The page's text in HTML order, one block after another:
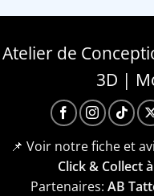
Atelier de
3D |
📌 Voir notre fiche et
Click & Collect
Partenaires: AB